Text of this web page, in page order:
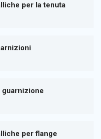
per la tenuta
guarnizione
per flange